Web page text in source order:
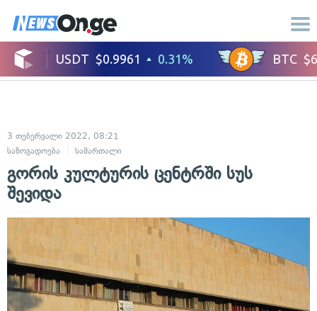
3 თებერვალი 2022, 08:21
საზოგადოება
სამართალი
გორის კულტურის ცენტრში სუს
შევიდა